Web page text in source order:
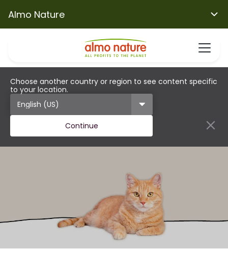
Almo Nature
Choose another country or region to see content specific
to your location.
Continue